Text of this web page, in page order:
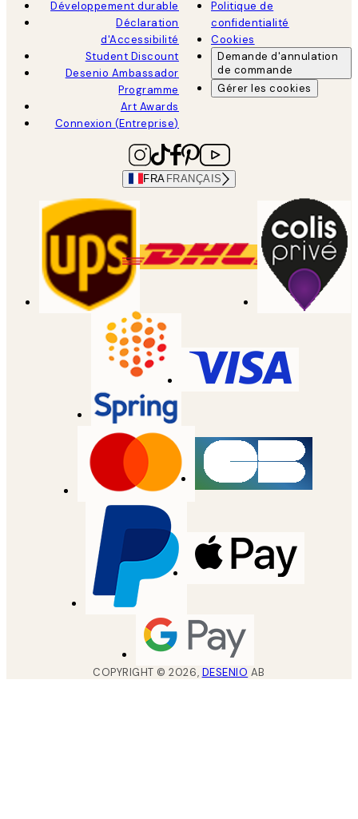
Développement durable
Déclaration
d'Accessibilité
Student Discount
Desenio Ambassador
Programme
Art Awards
Connexion (Entreprise)
Politique de
confidentialité
Cookies
Demande d'annulation
de commande
Gérer les cookies
FRA FRANÇAIS
COPYRIGHT ©2026, DESENIO AB